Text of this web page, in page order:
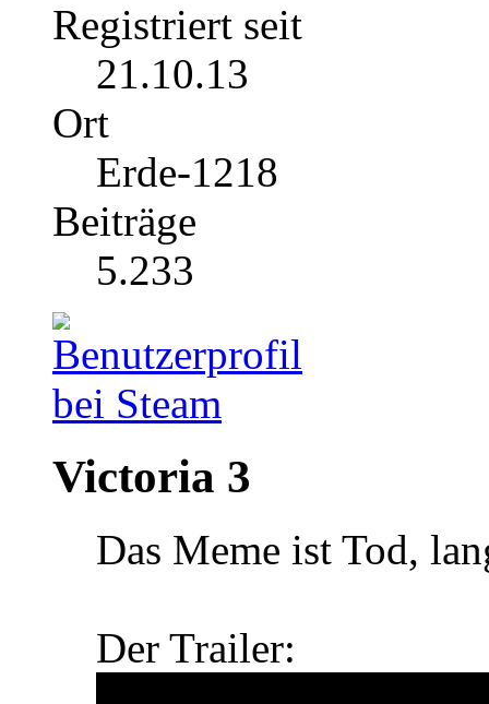
Registriert seit
21.10.13
Ort
Erde-1218
Beiträge
5.233
Victoria 3
Das Meme ist Tod,
Der Trailer: